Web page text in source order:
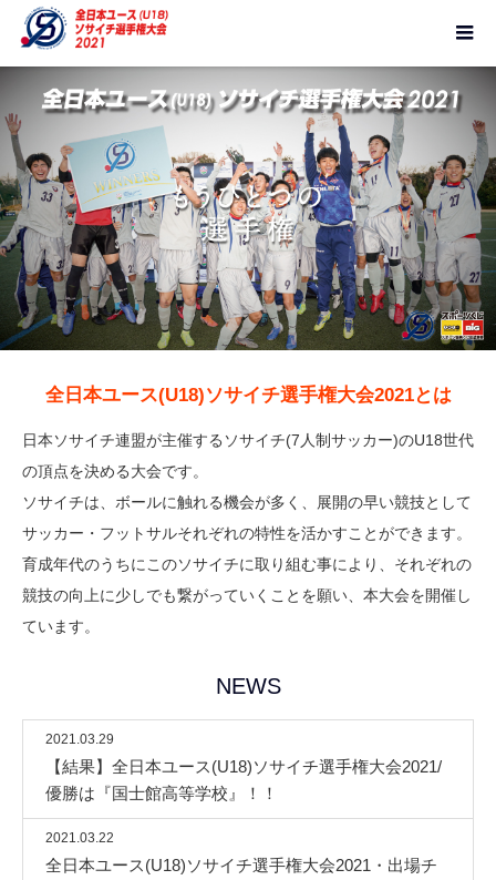
全日本ユース(U18)ソサイチ選手権大会2021とは
日本ソサイチ連盟が主催するソサイチ(7人制サッカー)のU18世代
の頂点を決める大会です。
ソサイチは、ボールに触れる機会が多く、展開の早い競技として
サッカー・フットサルそれぞれの特性を活かすことができます。
育成年代のうちにこのソサイチに取り組む事により、それぞれの
競技の向上に少しでも繋がっていくことを願い、本大会を開催し
ています。
NEWS
2021.03.29
【結果】全日本ユース(U18)ソサイチ選手権大会2021/
優勝は『国士館高等学校』！！
2021.03.22
全日本ユース(U18)ソサイチ選手権大会2021・出場チ